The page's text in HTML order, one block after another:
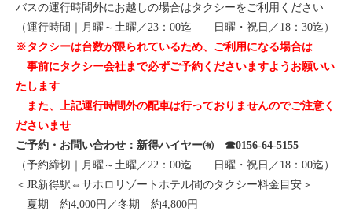
バスの運行時間外にお越しの場合はタクシーをご利用ください
（運行時間｜月曜～土曜／23：00迄 日曜・祝日／18：30迄）
※タクシーは台数が限られているため、ご利用になる場合は
事前にタクシー会社まで必ずご予約くださいますようお願いい
たします
また、上記運行時間外の配車は行っておりませんのでご注意く
ださいませ
ご予約・お問い合わせ：新得ハイヤー㈲ ☎0156-64-5155
（予約締切｜月曜～土曜／22：00迄 日曜・祝日／18：00迄）
＜JR新得駅⇔サホロリゾートホテル間のタクシー料金目安＞
夏期 約4,000円／冬期 約4,800円